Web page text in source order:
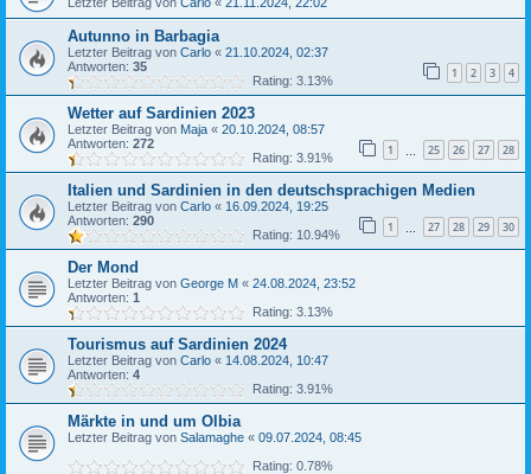
Autunno in Barbagia
Letzter Beitrag von Carlo « 21.10.2024, 02:37
Antworten: 35 1 2 3 4
Rating: 3.13%
Wetter auf Sardinien 2023
Letzter Beitrag von Maja « 20.10.2024, 08:57
Antworten: 272 1 25 26 27 28
Rating: 3.91%
Italien und Sardinien in den deutschsprachigen Medien
Letzter Beitrag von Carlo « 16.09.2024, 19:25
Antworten: 290 1 27 28 29 30
Rating: 10.94%
Der Mond
Letzter Beitrag von George M « 24.08.2024, 23:52
Antworten: 1
Rating: 3.13%
Tourismus auf Sardinien 2024
Letzter Beitrag von Carlo « 14.08.2024, 10:47
Antworten: 4
Rating: 3.91%
Märkte in und um Olbia
Letzter Beitrag von Salamaghe « 09.07.2024, 08:45
Rating: 0.78%